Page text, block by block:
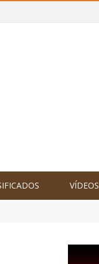
VÍDEOS
na Colômbia